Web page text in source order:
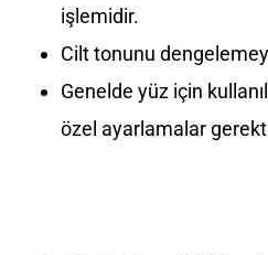
işlemidir.
Cilt tonunu
Genelde yüz için
özel ayarlamalar